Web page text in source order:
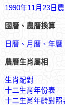
1990年11月23日
國曆、農曆換算
日曆、月曆、年曆
農曆生肖屬相
生肖配對
十二生肖年份表
十二生肖年齡對照